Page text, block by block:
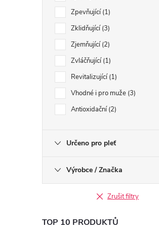
Zpevňující 1
Zklidňující 3
Zjemňující 2
Zvláčňující 1
Revitalizující 1
Vhodné i pro muže 3
Antioxidační 2
Určeno pro pleť
Výrobce / Značka
Zrušit filtry
TOP 10 PRODUKTŮ